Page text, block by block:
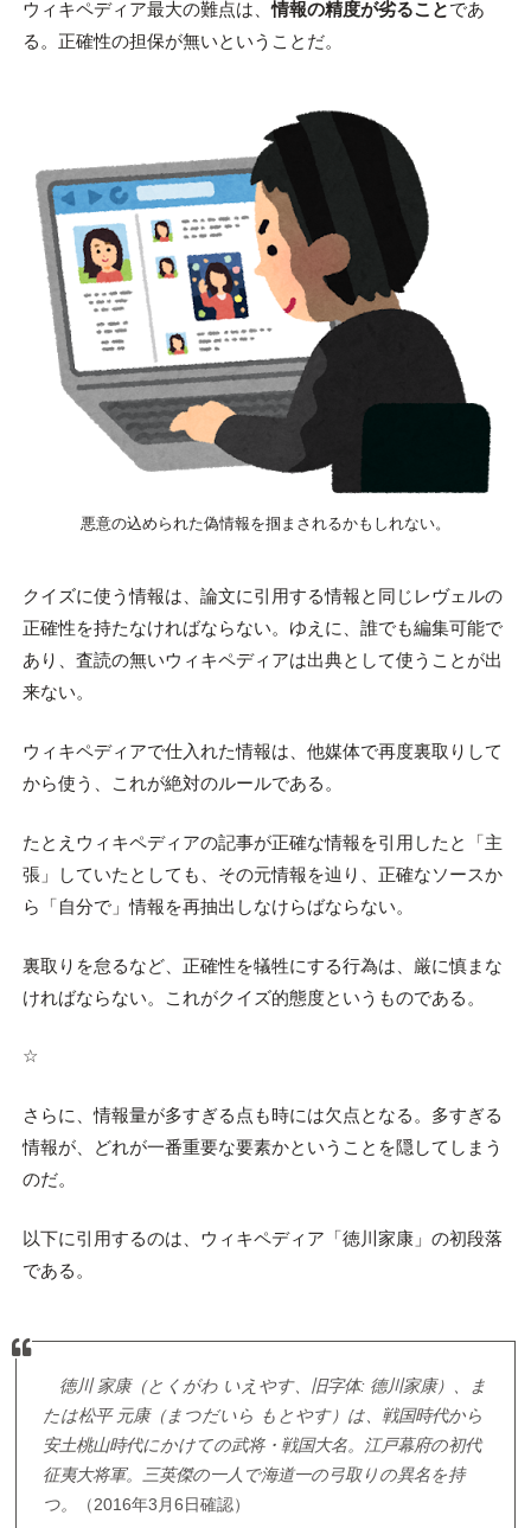
ウィキペディア最大の難点は、情報の精度が劣ることであ
る。正確性の担保が無いということだ。
悪意の込められた偽情報を掴まされるかもしれない。
クイズに使う情報は、論文に引用する情報と同じレヴェルの
正確性を持たなければならない。ゆえに、誰でも編集可能で
あり、査読の無いウィキペディアは出典として使うことが出
来ない。
ウィキペディアで仕入れた情報は、他媒体で再度裏取りして
から使う、これが絶対のルールである。
たとえウィキペディアの記事が正確な情報を引用したと「主
張」していたとしても、その元情報を辿り、正確なソースか
ら「自分で」情報を再抽出しなけらばならない。
裏取りを怠るなど、正確性を犠牲にする行為は、厳に慎まな
ければならない。これがクイズ的態度というものである。
☆
さらに、情報量が多すぎる点も時には欠点となる。多すぎる
情報が、どれが一番重要な要素かということを隠してしまう
のだ。
以下に引用するのは、ウィキペディア「徳川家康」の初段落
である。
徳川 家康（とくがわ いえやす、旧字体: 德川家康）、ま
たは松平 元康（まつだいら もとやす）は、戦国時代から
安土桃山時代にかけての武将・戦国大名。江戸幕府の初代
征夷大将軍。三英傑の一人で海道一の弓取りの異名を持
つ。
（2016年3月6日確認）